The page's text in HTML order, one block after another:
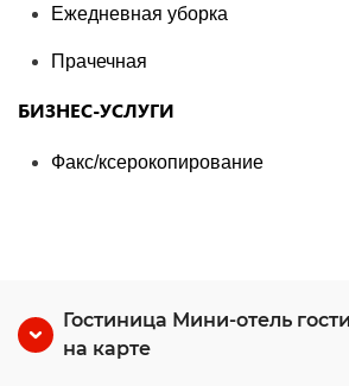
Ежедневная уборка
Прачечная
БИЗНЕС-УСЛУГИ
Факс/ксерокопирование
Гостиница Мини-отель
на карте